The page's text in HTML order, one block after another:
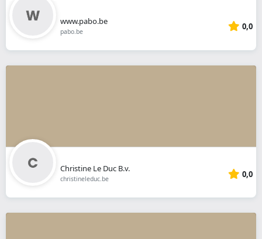
www.pabo.be
pabo.be 0,0
Christine Le Duc B.v.
christineleduc.be 0,0